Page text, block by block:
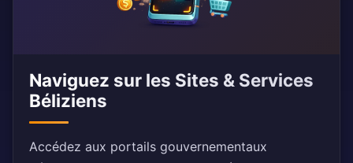
Naviguez sur les Sites & Services
Béliziens
Accédez aux portails gouvernementaux